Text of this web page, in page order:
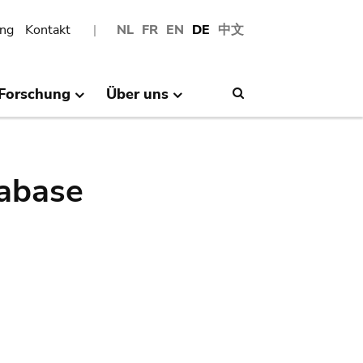
NL FR EN DE 中文
Kontakt
Über uns